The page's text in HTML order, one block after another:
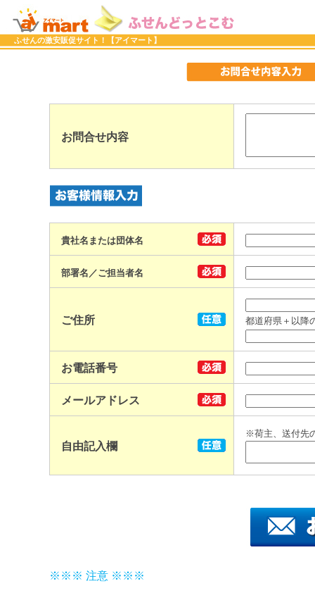
ふせんの激安販促サイト！【アイマート】
お問合せ内容
貴社名または団体名
部署名／ご担当者名
ご住所 都道府県＋以降
お電話番号
メールアドレス
自由記入欄
※荷主、送付先
※※※ 注意 ※※※